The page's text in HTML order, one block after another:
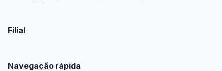
Filial
Navegação rápida